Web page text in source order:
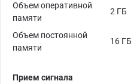
Объем оперативной
памяти
2 ГБ
Объем постоянной
памяти
16 ГБ
Прием сигнала